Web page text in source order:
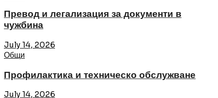
Превод и легализация за документи в
чужбина
July 14, 2026
Общи
Профилактика и техническо обслужване
July 14, 2026